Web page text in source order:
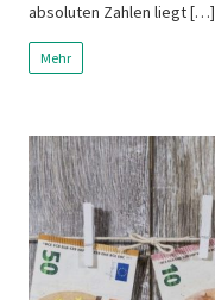
absoluten Zahlen liegt […]
Mehr